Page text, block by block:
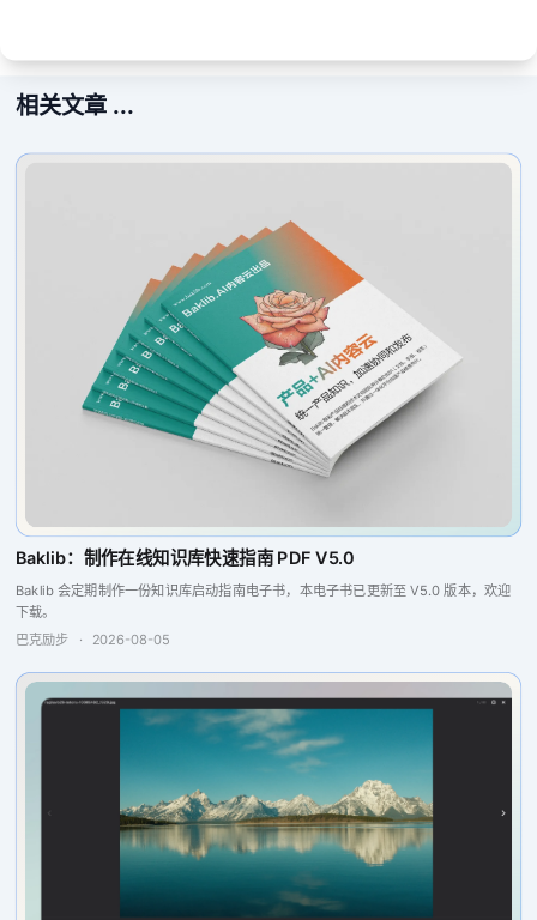
相关文章 ...
Baklib：制作在线知识库快速指南 PDF V5.0
Baklib 会定期制作一份知识库启动指南电子书，本电子书已更新至 V5.0 版本，欢迎
下载。
巴克励步
· 2026-08-05